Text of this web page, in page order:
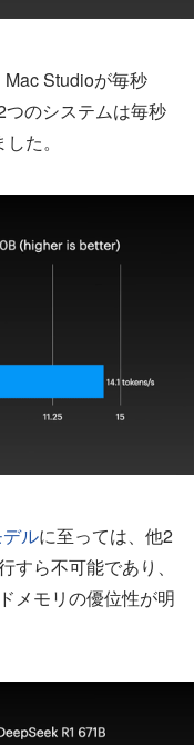
Studioが毎秒
のシステムは毎秒
た。
ルに至っては、他2
ら不可能であり、
メモリの優位性が明